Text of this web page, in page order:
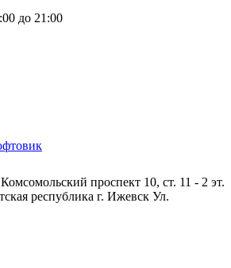
до 21:00
проспект 10, ст. 11 - 2 эт.
республика г. Ижевск Ул.